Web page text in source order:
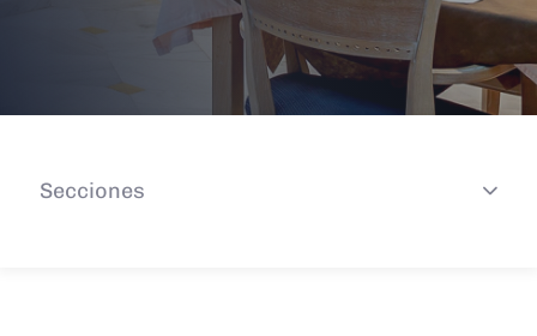
Secciones